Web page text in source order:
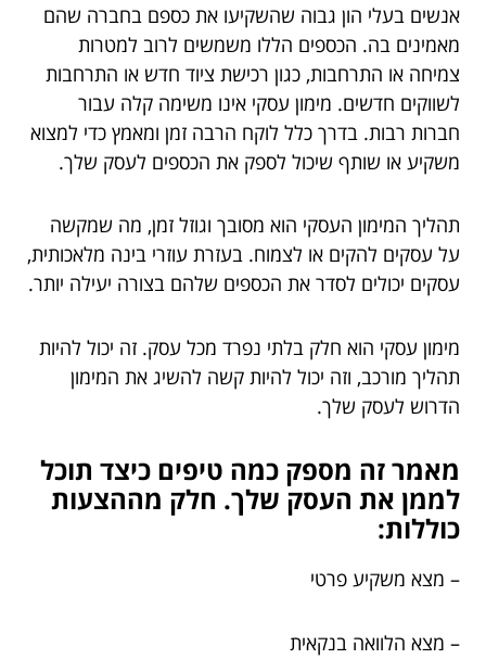
אנשים בעלי הון גבוה שהשקיעו את כספם בחברה שהם
מאמינים בה. הכספים הללו משמשים לרוב למטרות
צמיחה או התרחבות, כגון רכישת ציוד חדש או התרחבות
לשווקים חדשים. מימון עסקי אינו משימה קלה עבור
חברות רבות. בדרך כלל לוקח הרבה זמן ומאמץ כדי למצוא
משקיע או שותף שיכול לספק את הכספים לעסק שלך.
תהליך המימון העסקי הוא מסובך וגוזל זמן, מה שמקשה
על עסקים להקים או לצמוח. בעזרת עוזרי בינה מלאכותית,
עסקים יכולים לסדר את הכספים שלהם בצורה יעילה יותר.
מימון עסקי הוא חלק בלתי נפרד מכל עסק. זה יכול להיות
תהליך מורכב, וזה יכול להיות קשה להשיג את המימון
הדרוש לעסק שלך.
מאמר זה מספק כמה טיפים כיצד תוכל
לממן את העסק שלך. חלק מההצעות
כוללות:
– מצא משקיע פרטי
– מצא הלוואה בנקאית